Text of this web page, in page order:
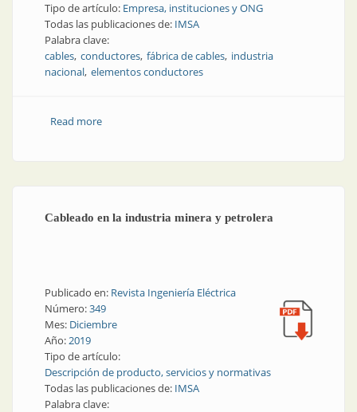
Tipo de artículo: Empresa, instituciones y ONG
Todas las publicaciones de: IMSA
Palabra clave:
cables conductores fábrica de cables industria
nacional elementos conductores
Read moreabout Pasado, presente y futuro en la conducción de
Cableado en la industria minera y petrolera
Publicado en: Revista Ingeniería Eléctrica
Número:349
Mes: Diciembre
Año:2019
Tipo de artículo:
Descripción de producto, servicios y normativas
Todas las publicaciones de: IMSA
Palabra clave: